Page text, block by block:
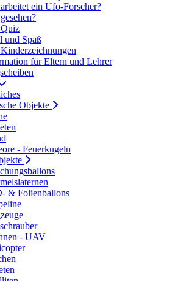
ein Ufo-Forscher?
und Spaß
für Eltern und Lehrer
Objekte
- Feuerkugeln
& Folienballons
- UAV